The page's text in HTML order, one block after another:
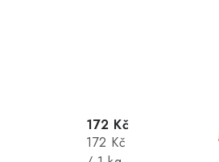
172 Kč
Měrná
172 Kč